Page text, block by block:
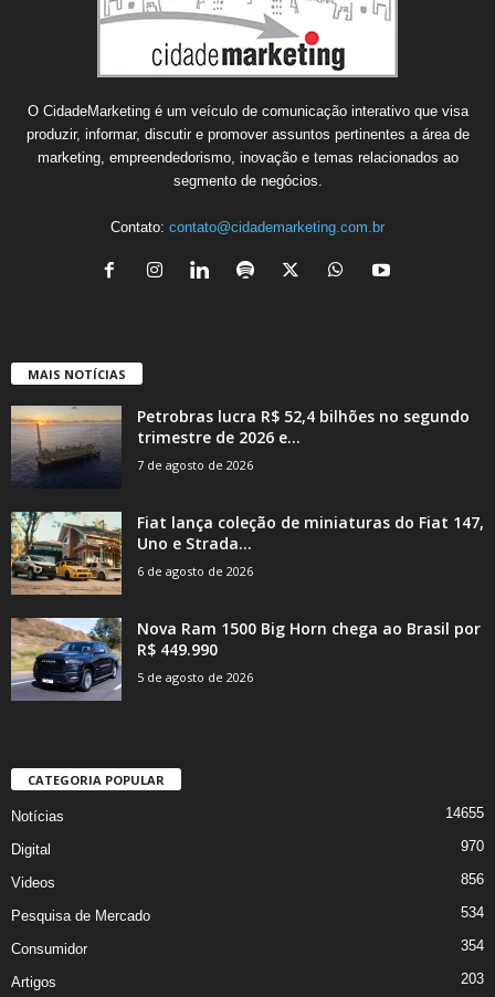
O CidadeMarketing é um veículo de comunicação interativo que visa
produzir, informar, discutir e promover assuntos pertinentes a área de
marketing, empreendedorismo, inovação e temas relacionados ao
segmento de negócios.
Contato: contato@cidademarketing.com.br
MAIS NOTÍCIAS
Petrobras lucra R$ 52,4 bilhões no segundo
trimestre de 2026 e...
7 de agosto de 2026
Fiat lança coleção de miniaturas do Fiat 147,
Uno e Strada...
6 de agosto de 2026
Nova Ram 1500 Big Horn chega ao Brasil por
R$ 449.990
5 de agosto de 2026
CATEGORIA POPULAR
Notícias 14655
Digital 970
Videos 856
Pesquisa de Mercado 534
Consumidor 354
Artigos 203